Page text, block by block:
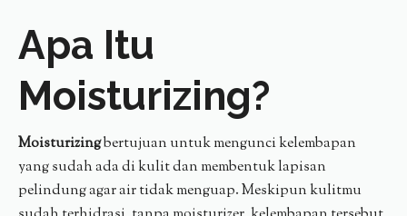
Apa Itu
Moisturizing?
Moisturizingbertujuan untuk mengunci kelembapan
yang sudah ada di kulit dan membentuk lapisan
pelindung agar air tidak menguap. Meskipun kulitmu